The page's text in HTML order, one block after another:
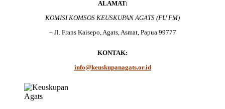
ALAMAT:
KOMISI KOMSOS KEUSKUPAN AGATS (FU FM)
– Jl. Frans Kaisepo, Agats, Asmat, Papua 99777
KONTAK:
info@keuskupanagats.or.id